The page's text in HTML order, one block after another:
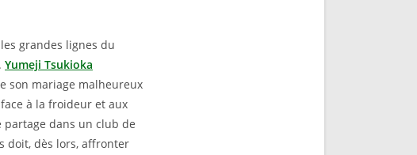
grandes lignes du
Yumeji Tsukioka
son mariage malheureux
à la froideur et aux
partage dans un club de
doit, dès lors, affronter